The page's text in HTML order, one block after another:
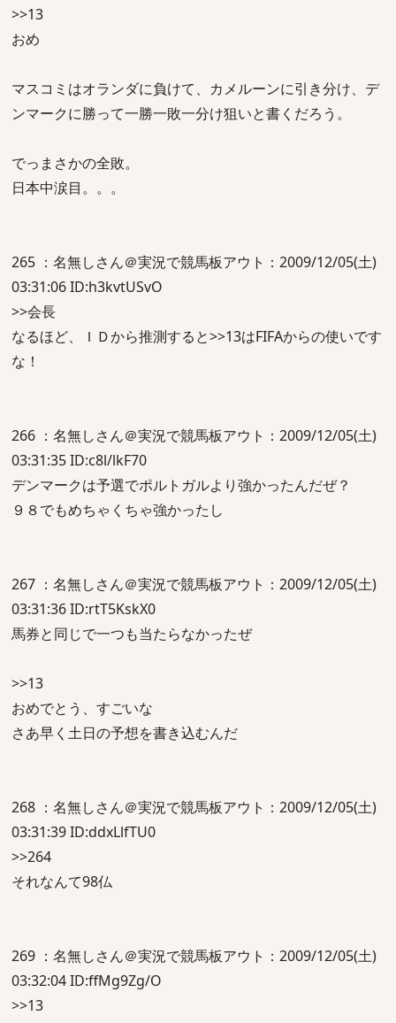
>>13
おめ
マスコミはオランダに負けて、カメルーンに引き分け、デ
ンマークに勝って一勝一敗一分け狙いと書くだろう。
でっまさかの全敗。
日本中涙目。。。
265 ：名無しさん＠実況で競馬板アウト：2009/12/05(土)
03:31:06 ID:h3kvtUSvO
>>会長
なるほど、ＩＤから推測すると>>13はFIFAからの使いです
な！
266 ：名無しさん＠実況で競馬板アウト：2009/12/05(土)
03:31:35 ID:c8l/lkF70
デンマークは予選でポルトガルより強かったんだぜ？
９８でもめちゃくちゃ強かったし
267 ：名無しさん＠実況で競馬板アウト：2009/12/05(土)
03:31:36 ID:rtT5KskX0
馬券と同じで一つも当たらなかったぜ
>>13
おめでとう、すごいな
さあ早く土日の予想を書き込むんだ
268 ：名無しさん＠実況で競馬板アウト：2009/12/05(土)
03:31:39 ID:ddxLlfTU0
>>264
それなんて98仏
269 ：名無しさん＠実況で競馬板アウト：2009/12/05(土)
03:32:04 ID:ffMg9Zg/O
>>13